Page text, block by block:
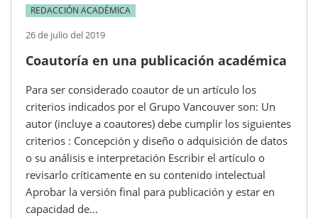
REDACCIÓN ACADÉMICA
26 de julio del 2019
Coautoría en una publicación académica
Para ser considerado coautor de un artículo los
criterios indicados por el Grupo Vancouver son: Un
autor (incluye a coautores) debe cumplir los siguientes
criterios : Concepción y diseño o adquisición de datos
o su análisis e interpretación Escribir el artículo o
revisarlo críticamente en su contenido intelectual
Aprobar la versión final para publicación y estar en
capacidad de...